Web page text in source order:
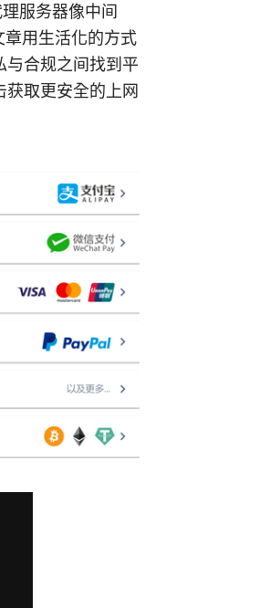
服务器像中间
用生活化的方式
与合规之间找到平
取更安全的上网